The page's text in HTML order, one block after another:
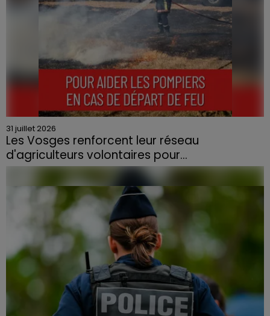
31 juillet 2026
Les Vosges renforcent leur réseau
d'agriculteurs volontaires pour...
Face à la sécheresse et aux risques de départs de feu,
la Chambre d'agriculture des Vosges a lancé un appel
aux agriculteurs volontaires pour venir en aide...